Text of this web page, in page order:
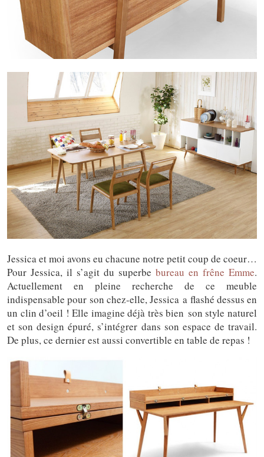
Jessica et moi avons eu chacune notre petit coup de coeur…
Pour Jessica, il s’agit du superbe bureau en frêne Emme.
Actuellement en pleine recherche de ce meuble
indispensable pour son chez-elle, Jessica a flashé dessus en
un clin d’oeil ! Elle imagine déjà très bien son style naturel
et son design épuré, s’intégrer dans son espace de travail.
De plus, ce dernier est aussi convertible en table de repas !